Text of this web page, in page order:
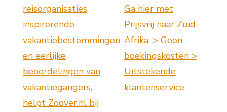
reisorganisaties,
inspirerende
vakantiebestemmingen
en eerlijke
beoordelingen van
vakantiegangers,
helpt Zoover.nl bij
Ga hier met
Prijsvrij naar Zuid-
Afrika. > Geen
boekingskosten >
Uitstekende
klantenservice